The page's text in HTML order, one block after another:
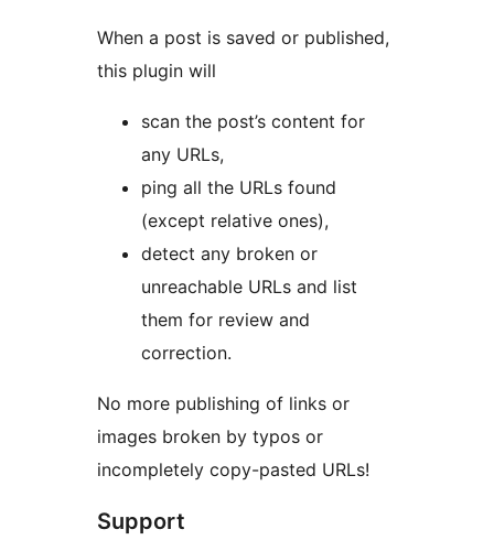
When a post is saved or published,
this plugin will
scan the post’s content for
any URLs,
ping all the URLs found
(except relative ones),
detect any broken or
unreachable URLs and list
them for review and
correction.
No more publishing of links or
images broken by typos or
incompletely copy-pasted URLs!
Support